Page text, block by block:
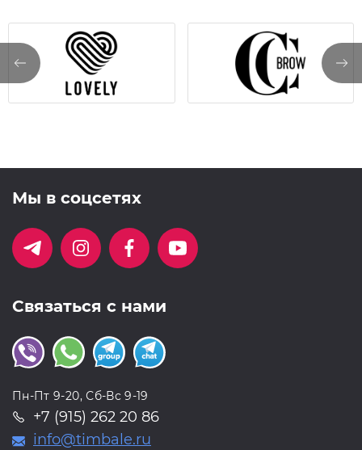
В нашем ассортименте представлены различные
формы пинцетов для бровей (прямая, заостренная,
скошенная).
Мы в соцсетях
Связаться с нами
Пн-Пт 9-20, Сб-Вс 9-19
+7 (915) 262 20 86
info@timbale.ru